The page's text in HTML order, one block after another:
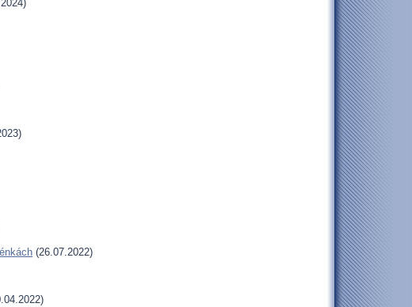
(26.07.2022)